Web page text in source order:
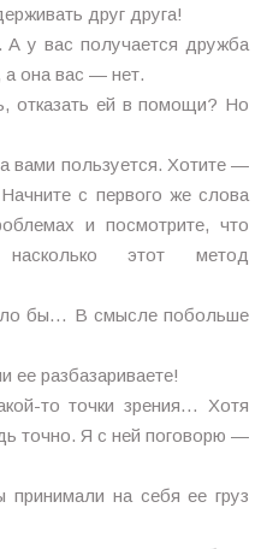
друг друга!
у вас получается дружба
она вас — нет.
ей в помощи? Но
вами пользуется. Хотите —
с первого же слова
и посмотрите, что
этот метод
бы… В смысле побольше
разбазариваете!
то точки зрения… Хотя
точно. Я с ней поговорю —
на себя ее груз